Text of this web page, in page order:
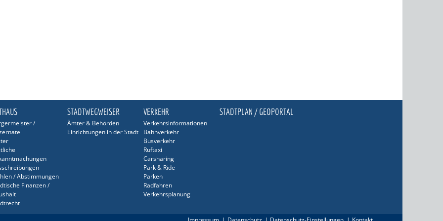
/
/ Abstimmungen
Finanzen /
STADTWEGWEISER
Ämter & Behörden
Einrichtungen in der Stadt
VERKEHR
Verkehrsinformationen
Bahnverkehr
Busverkehr
Ruftaxi
Carsharing
Park & Ride
Parken
Radfahren
Verkehrsplanung
STADTPLAN / GEOPORTAL